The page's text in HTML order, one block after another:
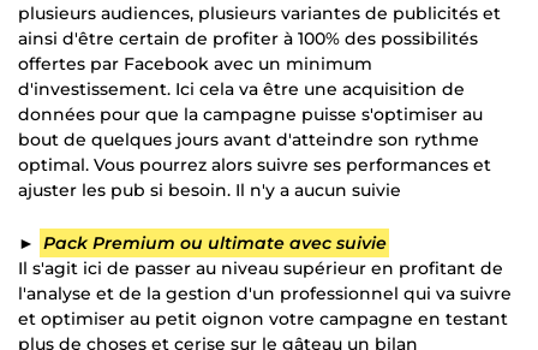
plusieurs audiences, plusieurs variantes de publicités et
ainsi d'être certain de profiter à 100% des possibilités
offertes par Facebook avec un minimum
d'investissement. Ici cela va être une acquisition de
données pour que la campagne puisse s'optimiser au
bout de quelques jours avant d'atteindre son rythme
optimal. Vous pourrez alors suivre ses performances et
ajuster les pub si besoin. Il n'y a aucun suivie
► Pack Premium ou ultimate avec suivie
Il s'agit ici de passer au niveau supérieur en profitant de
l'analyse et de la gestion d'un professionnel qui va suivre
et optimiser au petit oignon votre campagne en testant
plus de choses et cerise sur le gâteau un bilan